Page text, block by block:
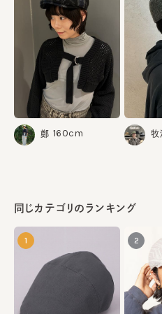
ウール100%
生産国 made in EU
同じカテゴリのランキング
1 2
鄭 160cm 牧